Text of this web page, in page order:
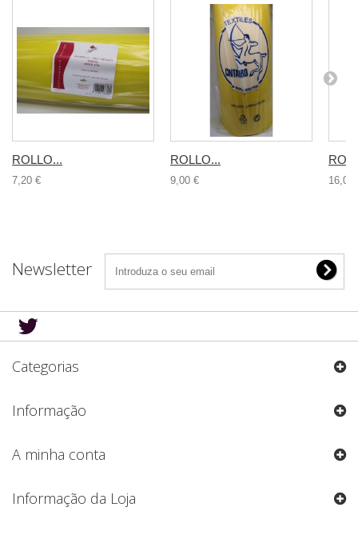
ROLLO...
7,20 €
ROLLO...
9,00 € 16,00
Newsletter
Categorias
Informação
A minha conta
Informação da Loja